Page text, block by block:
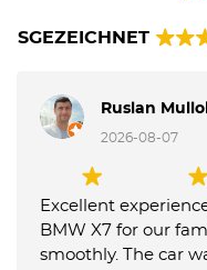
Ruslan
2026-08-07
Excellent
BMW X7 for our
smoothly. The car